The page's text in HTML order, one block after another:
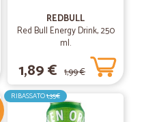
REDBULL
Red Bull Energy Drink, 250
ml.
1,89 € 1,99 €
RIBASSATO1,35€